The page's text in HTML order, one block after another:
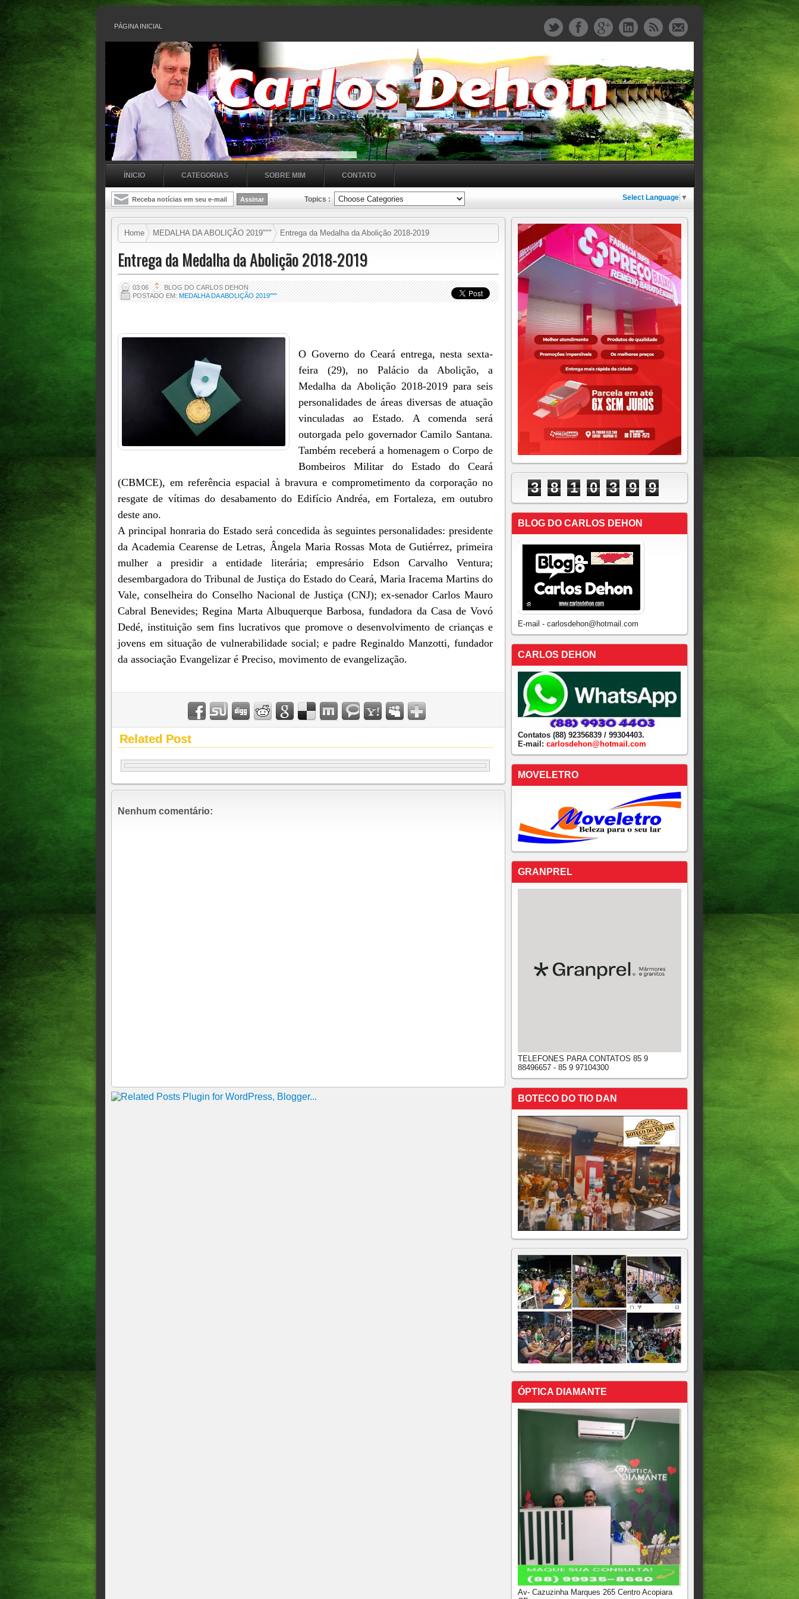
PÁGINA INICIAL
ÍNICIO CATEGORIAS SOBRE MIM CONTATO
Topics : Select Language ▼
Home MEDALHA DA ABOLIÇÃO 2019""" Entrega da Medalha da Abolição 2018-2019
Entrega da Medalha da Abolição 2018-2019
03:06
BLOG DO CARLOS DEHON
POSTADO EM:MEDALHA DA ABOLIÇÃO 2019"""
O Governo do Ceará entrega, nesta sexta-
feira (29), no Palácio da Abolição, a
Medalha da Abolição 2018-2019 para seis
personalidades de áreas diversas de atuação
vinculadas ao Estado. A comenda será
outorgada pelo governador Camilo Santana.
Também receberá a homenagem o Corpo de
Bombeiros Militar do Estado do Ceará
(CBMCE), em referência espacial à bravura e comprometimento da corporação no
resgate de vítimas do desabamento do Edifício Andréa, em Fortaleza, em outubro
deste ano.
A principal honraria do Estado será concedida às seguintes personalidades: presidente
da Academia Cearense de Letras, Ângela Maria Rossas Mota de Gutiérrez, primeira
mulher a presidir a entidade literária; empresário Edson Carvalho Ventura;
desembargadora do Tribunal de Justiça do Estado do Ceará, Maria Iracema Martins do
Vale, conselheira do Conselho Nacional de Justiça (CNJ); ex-senador Carlos Mauro
Cabral Benevides; Regina Marta Albuquerque Barbosa, fundadora da Casa de Vovó
Dedé, instituição sem fins lucrativos que promove o desenvolvimento de crianças e
jovens em situação de vulnerabilidade social; e padre Reginaldo Manzotti, fundador
da associação Evangelizar é Preciso, movimento de evangelização.
Related Post
Nenhum comentário:
3 8 1 0 3 9 9
BLOG DO CARLOS DEHON
E-mail - carlosdehon@hotmail.com
CARLOS DEHON
Contatos (88) 92356839 / 99304403.
E-mail: carlosdehon@hotmail.com
MOVELETRO
GRANPREL
TELEFONES PARA CONTATOS 85 9
88496657 - 85 9 97104300
BOTECO DO TIO DAN
ÓPTICA DIAMANTE
Av- Cazuzinha Marques 265 Centro Acopiara